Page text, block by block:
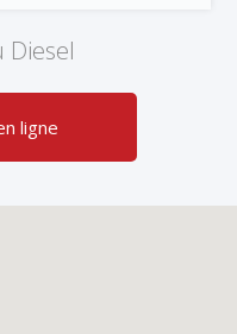
Diesel
ligne